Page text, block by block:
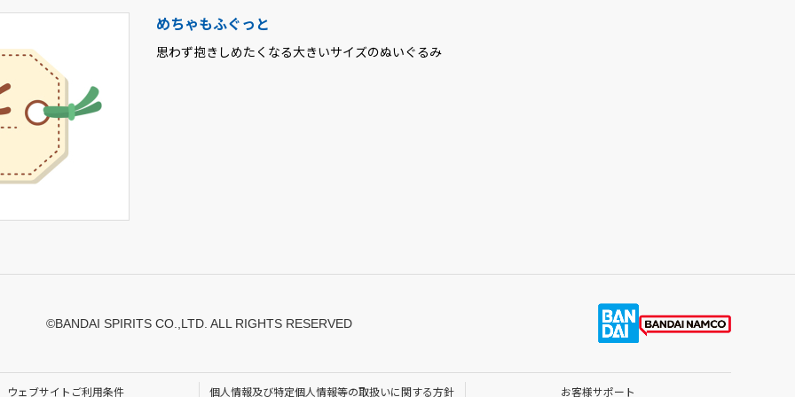
めちゃもふぐっと
思わず抱きしめたくなる大きいサイズのぬいぐるみ
©BANDAI SPIRITS CO.,LTD. ALL RIGHTS RESERVED
ウェブサイトご利用条件 個人情報及び特定個人情報等の取扱いに関する方針 お客様サポート